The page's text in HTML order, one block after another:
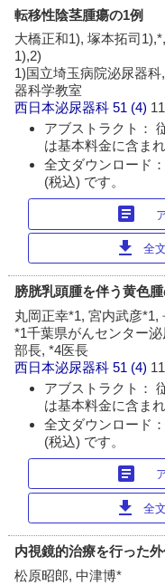
転移性陰茎腫瘍の1例
大橋正和1), 塚本拓司
1),2)
1)国立埼玉病院泌尿器
器科学教室
西日本泌尿器科 51 (4)
アブストラクト：
は基本料金に含まれ
全文ダウンロード
(税込) です。
article
download 全
膀胱乳頭腫を伴う黄色腫
丸岡正幸*1, 宮内武彦*1,
*1千葉県がんセンター
部長, *4医長
西日本泌尿器科 51 (4)
アブストラクト：
は基本料金に含まれ
全文ダウンロード
(税込) です。
article
download 全
内視鏡的治療を行った
松原昭郎, 中津博*